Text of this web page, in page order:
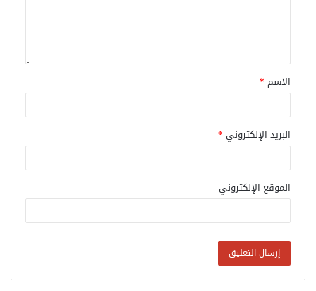
الاسم *
البريد الإلكتروني *
الموقع الإلكتروني